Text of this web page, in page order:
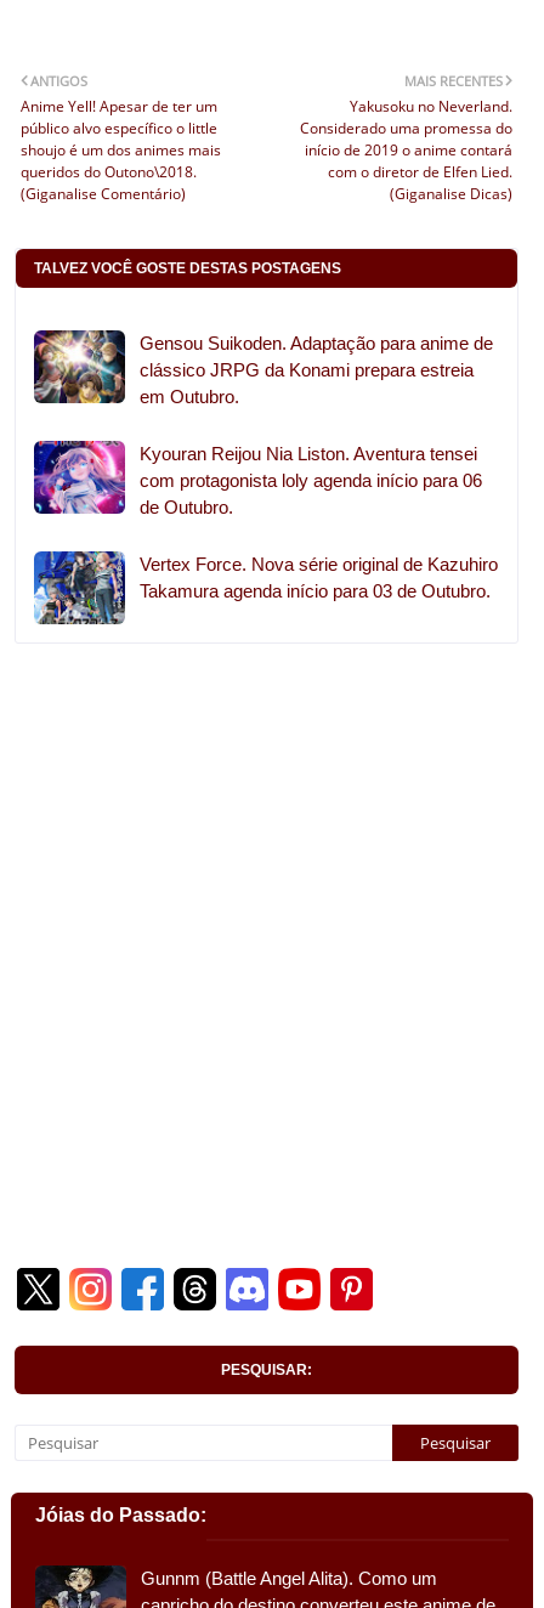
MAIS RECENTES
Yakusoku no Neverland.
Considerado uma promessa do
início de 2019 o anime contará
com o diretor de Elfen Lied.
(Giganalise Dicas)
ANTIGOS
Anime Yell! Apesar de ter um
público alvo específico o little
shoujo é um dos animes mais
queridos do Outono\2018.
(Giganalise Comentário)
TALVEZ VOCÊ GOSTE DESTAS POSTAGENS
Gensou Suikoden. Adaptação para anime de
clássico JRPG da Konami prepara estreia
em Outubro.
Kyouran Reijou Nia Liston. Aventura tensei
com protagonista loly agenda início para 06
de Outubro.
Vertex Force. Nova série original de Kazuhiro
Takamura agenda início para 03 de Outubro.
PESQUISAR:
Jóias do Passado:
Gunnm (Battle Angel Alita). Como um